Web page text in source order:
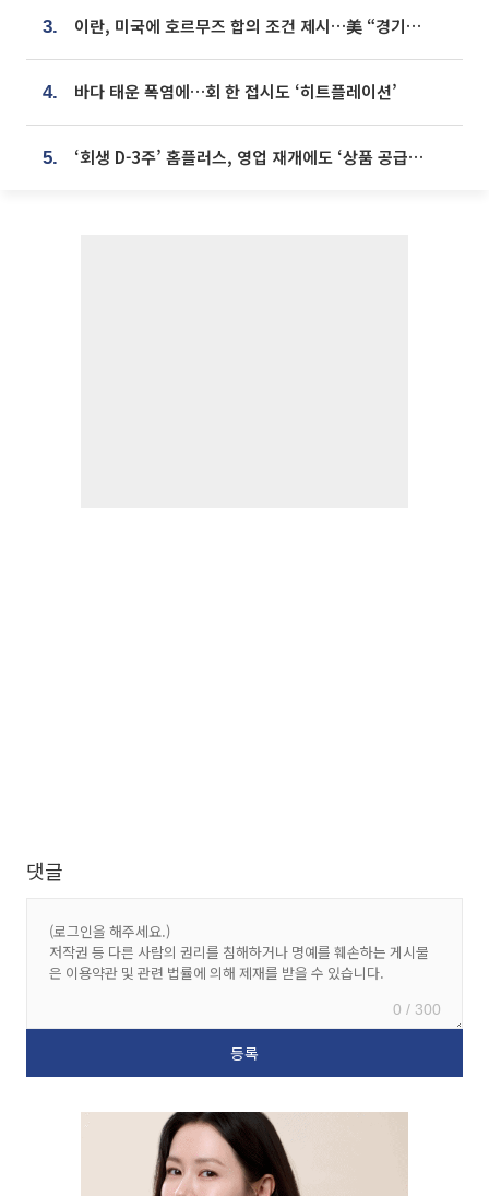
3. 이란, 미국에 호르무즈 합의 조건 제시…美 “경기 아직 안 끝나” [종합]
4. 바다 태운 폭염에…회 한 접시도 ‘히트플레이션’
5. ‘회생 D-3주’ 홈플러스, 영업 재개에도 ‘상품 공급망’ 복구가 생존 관건
댓글
0 / 300